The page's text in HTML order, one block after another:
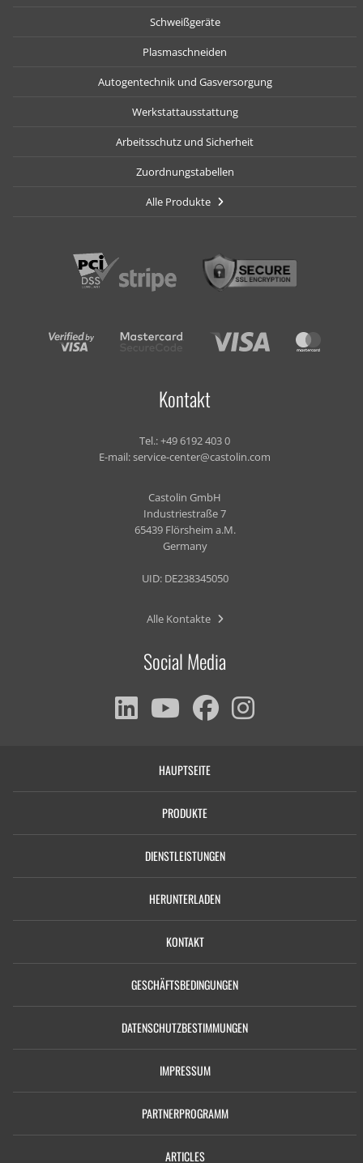
Schweißgeräte
Plasmaschneiden
Autogentechnik und Gasversorgung
Werkstattausstattung
Arbeitsschutz und Sicherheit
Zuordnungstabellen
Alle Produkte
Kontakt
Tel.:+49 6192 403 0
E-mail:service-center@castolin.com
Castolin GmbH
Industriestraße 7
65439 Flörsheim a.M.
Germany
UID: DE238345050
Alle Kontakte
Social Media
HAUPTSEITE
PRODUKTE
DIENSTLEISTUNGEN
HERUNTERLADEN
KONTAKT
GESCHÄFTSBEDINGUNGEN
DATENSCHUTZBESTIMMUNGEN
IMPRESSUM
PARTNERPROGRAMM
ARTICLES